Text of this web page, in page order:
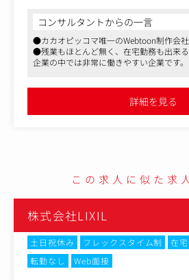
＜具体的な仕事内容＞
￣￣￣￣￣￣￣￣￣￣￣￣￣￣￣￣￣
▼ウェブトゥーンのコンテンツ企画
市場調査を元に、企画、立案を行いま
な作品を生み出します！
▼クリエイターチームの管理
シナリオライター、作画、着彩・CG
の連携を行います。
Webtoonにおけるネームは、設計図
ます。
スマホでの読みやすさを重視し、余
わたって具体的な指示を行います。
コンサルタントからの一言
●未経験から漫画編集に挑戦できる求人
●カカオピッコマ唯一のWebtoon制作会
はカカオピッコマにローンチされるため、
企業の中では非常に働きやすい企業です
詳細を見る
この求人に似た求
株式会社ワンキャリア
土日祝休み フレックスタイ
職種 アートディレクタ